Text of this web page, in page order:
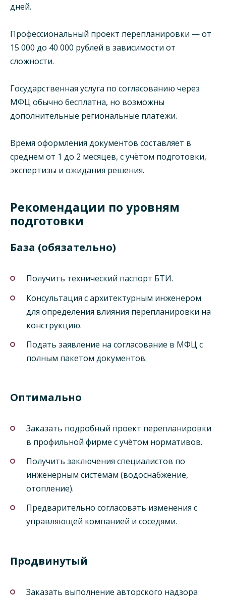
дней.
Профессиональный проект перепланировки — от
15 000 до 40 000 рублей в зависимости от
сложности.
Государственная услуга по согласованию через
МФЦ обычно бесплатна, но возможны
дополнительные региональные платежи.
Время оформления документов составляет в
среднем от 1 до 2 месяцев, с учётом подготовки,
экспертизы и ожидания решения.
Рекомендации по уровням
подготовки
База (обязательно)
Получить технический паспорт БТИ.
Консультация с архитектурным инженером
для определения влияния перепланировки на
конструкцию.
Подать заявление на согласование в МФЦ с
полным пакетом документов.
Оптимально
Заказать подробный проект перепланировки
в профильной фирме с учётом нормативов.
Получить заключения специалистов по
инженерным системам (водоснабжение,
отопление).
Предварительно согласовать изменения с
управляющей компанией и соседями.
Продвинутый
Заказать выполнение авторского надзора